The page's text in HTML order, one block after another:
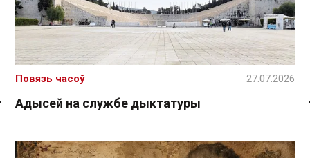
Адысей на службе дыктатуры
Повязь часоў 27.07.2026